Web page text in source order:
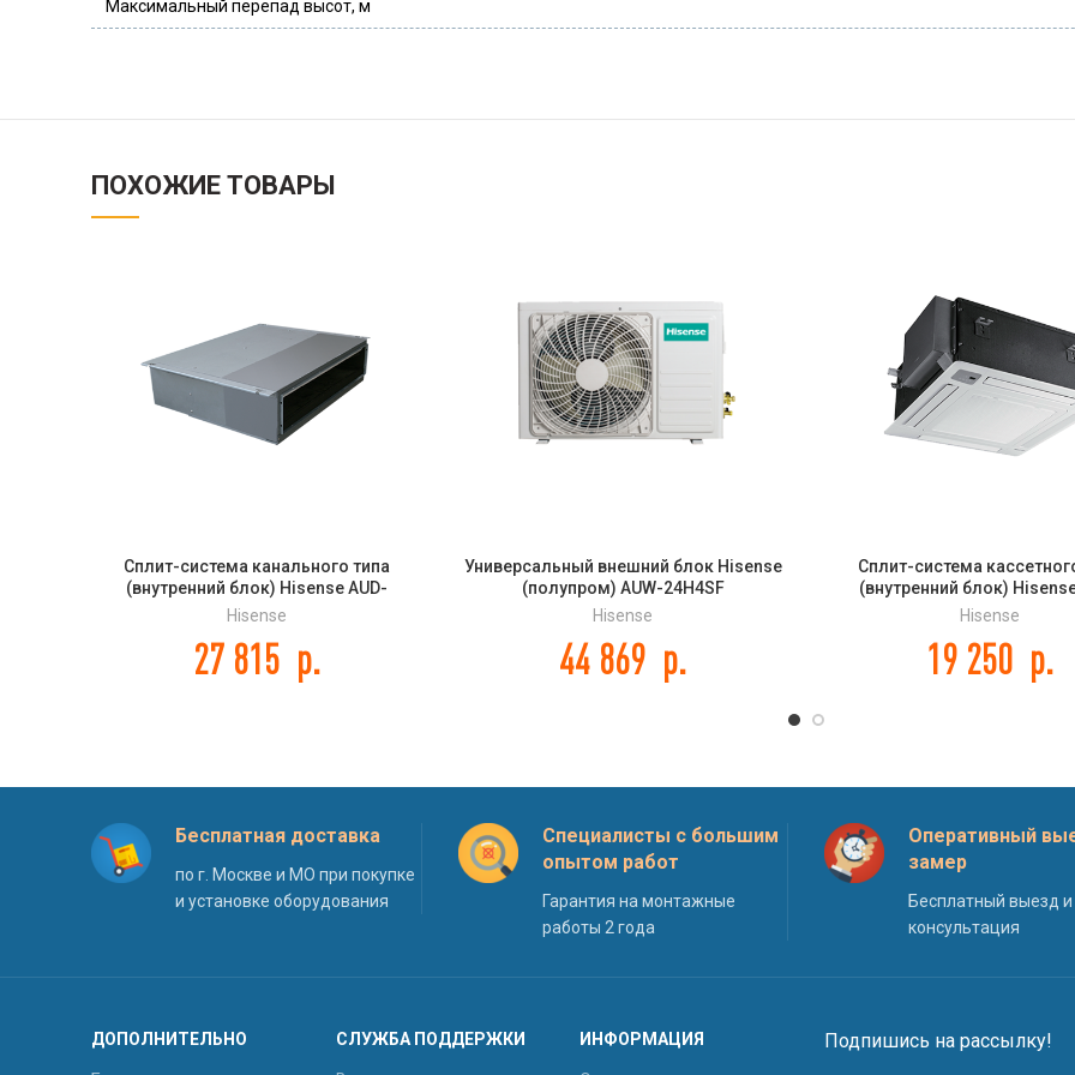
Максимальный перепад высот, м
ПОХОЖИЕ ТОВАРЫ
Сплит-система канального типа
(внутренний блок) Hisense AUD-
18UX4SKL2 DC INVERTER
Hisense
27 815 р.
Универсальный внешний блок Hisense
(полупром) AUW-24H4SF
Hisense
44 869 р.
Сплит-система
(внутренний блок)
12HR4SAA
Hisense
19 250 р.
Бесплатная доставка
по г. Москве и МО при покупке
и установке оборудования
Специалисты с большим
опытом работ
Гарантия на монтажные
работы 2 года
Оперативный
замер
Бесплатный выезд и
консультация
ДОПОЛНИТЕЛЬНО СЛУЖБА ПОДДЕРЖКИ ИНФОРМАЦИЯ
Подпишись на рассылку!